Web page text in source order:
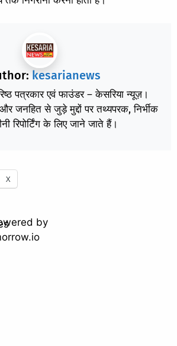
kesarianews
पत्रकार एवं फाउंडर – केसरिया न्यूज़।
जनहित से जुड़े मुद्दों पर तथ्यपरक, निर्भीक
रिपोर्टिंग के लिए जाने जाते हैं।
X